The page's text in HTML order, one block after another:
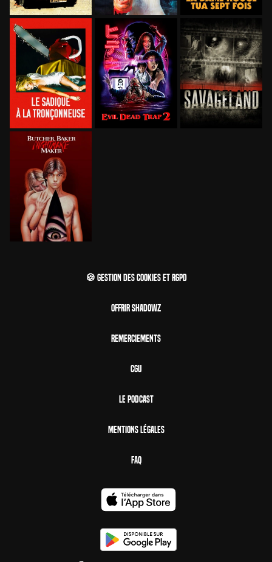
🍪 Gestion des cookies et RGPD
Offrir Shadowz
Remerciements
CGU
Le Podcast
Mentions Légales
FAQ